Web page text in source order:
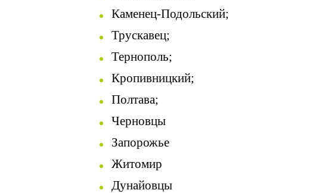
Каменец-Подольский;
Трускавец;
Тернополь;
Кропивницкий;
Полтава;
Черновцы
Запорожье
Житомир
Дунайовцы